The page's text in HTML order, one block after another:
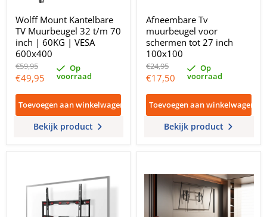
Wolff Mount Kantelbare
TV Muurbeugel 32 t/m 70
inch | 60KG | VESA
600x400
Oorspronkelijke
prijs
€59,95
Huidige
prijs
€49,95
Op
voorraad
Toevoegen aan winkelwagen
Bekijk product
Afneembare Tv
muurbeugel voor
schermen tot 27 inch
100x100
Oorspronkelijke
prijs
€24,95
Huidige
prijs
€17,50
Op
voorraad
Toevoegen aan winkelwagen
Bekijk product